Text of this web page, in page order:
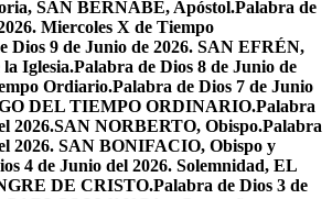
SAN BERNABÉ, Apóstol.Palabra de
Miercoles X de Tiempo
Dios 9 de Junio de 2026. SAN EFRÉN,
Iglesia.Palabra de Dios 8 de Junio de
Ordiario.Palabra de Dios 7 de Junio
DEL TIEMPO ORDINARIO.Palabra
2026.SAN NORBERTO, Obispo.Palabra
2026. SAN BONIFACIO, Obispo y
4 de Junio del 2026. Solemnidad, EL
DE CRISTO.Palabra de Dios 3 de